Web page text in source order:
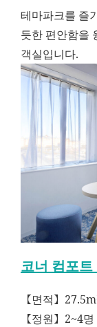
테마파크를 즐
듯한 편안함을
객실입니다.
코너 컴포트
【면적】
【정원】2~4명